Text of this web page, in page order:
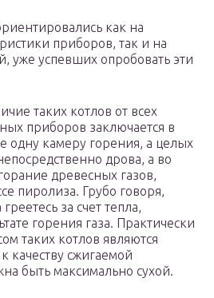
как на
приборов, так и на
уже успевших опробовать эти
таких котлов от всех
приборов заключается в
одну камеру горения, а целых
дрова, а во
древесных газов,
пиролиза. Грубо говоря,
за счет тепла,
горения газа. Практически
таких котлов являются
качеству сжигаемой
быть максимально сухой.